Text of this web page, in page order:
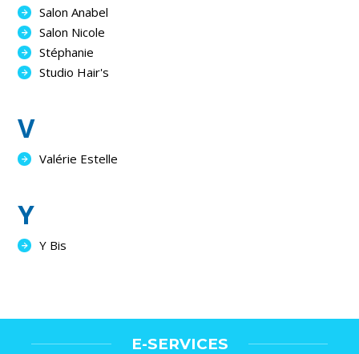
Salon Anabel
Salon Nicole
Stéphanie
Studio Hair's
V
Valérie Estelle
Y
Y Bis
E-SERVICES